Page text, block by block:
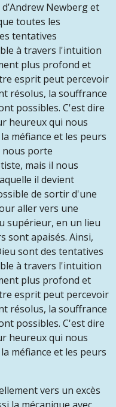
Newberg et
toutes les
tentatives
à travers l'intuition
plus profond et
esprit peut percevoir
résolus, la souffrance
possibles. C'est dire
heureux qui nous
méfiance et les peurs
nous porte
mais il nous
il devient
de sortir d'une
aller vers une
supérieur, en un lieu
sont apaisés. Ainsi,
sont des tentatives
à travers l'intuition
plus profond et
esprit peut percevoir
résolus, la souffrance
possibles. C'est dire
heureux qui nous
méfiance et les peurs
vers un excès